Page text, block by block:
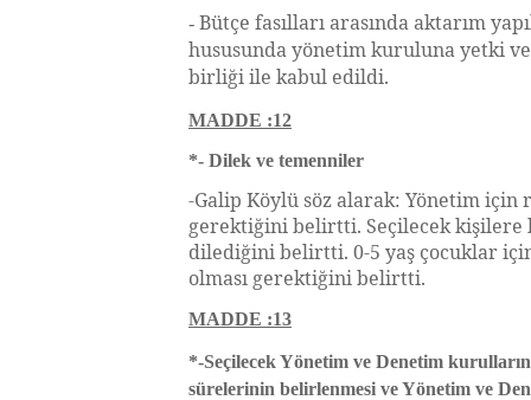
- Bütçe fasılları arasında aktarım
hususunda yönetim kuruluna yetki
birliği ile kabul edildi.
MADDE :12
*- Dilek ve temenniler
-Galip Köylü söz alarak: Yönetim için
gerektiğini belirtti. Seçilecek kişilere
dilediğini belirtti. 0-5 yaş çocuklar
olması gerektiğini belirtti.
MADDE :13
*-Seçilecek Yönetim ve Denetim
sürelerinin belirlenmesi ve Yönetim ve